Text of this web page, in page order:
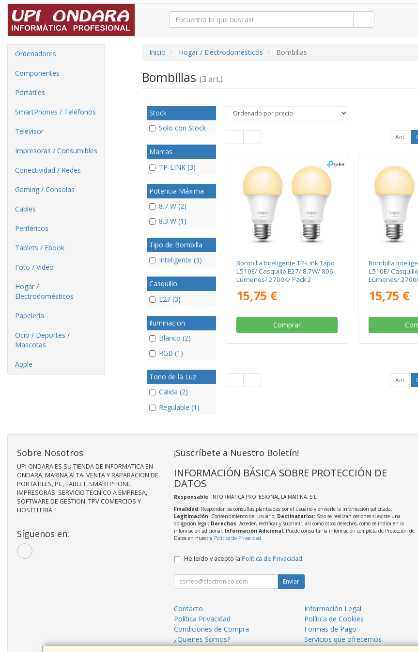
Ordenadores
Componentes
Portátiles
SmartPhones / Teléfonos
Televisor
Impresoras / Consumibles
Conectividad / Redes
Gaming / Consolas
Cables
Periféricos
Tablets / Ebook
Foto / Video
Hogar /
Electrodomésticos
Papelería
Ocio / Deportes /
Mascotas
Apple
Inicio Hogar / Electrodomésticos Bombillas
Bombillas (3 art.)
Stock
Solo con Stock
Marcas
TP-LINK (3)
Potencia Máxima
8.7 W (2)
8.3 W (1)
Tipo de Bombilla
Inteligente (3)
Casquillo
E27 (3)
Iluminacion
Blanco (2)
RGB (1)
Tono de la Luz
Calida (2)
Regulable (1)
Ant.
Bombilla Inteligente TP-Link Tapo
L510E/ Casquillo E27/ 8.7W/ 806
Lúmenes/ 2700K/ Pack 2
15,75 €
Comprar
Bombilla
L510E/
Lúmenes/
15,75 €
Ant.
Sobre Nosotros
UPI ONDARA ES SU TIENDA DE INFORMATICA EN
ONDARA, MARINA ALTA. VENTA Y RAPARACION DE
PORTATILES, PC, TABLET, SMARTPHONE,
IMPRESORAS. SERVICIO TECNICO A EMPRESA,
SOFTWARE DE GESTION, TPV COMERCIOS Y
HOSTELERIA.
Síguenos en:
¡Suscríbete a Nuestro Boletín!
INFORMACIÓN BÁSICA SOBRE PROTECCIÓN DE
DATOS
Responsable: INFORMATICA PROFESIONAL LA MARINA, S.L.
Finalidad: Responder las consultas planteadas por el usuario y enviarle la información solicitada;
Legitimación: Consentimiento del usuario; Destinatarios: Solo se realizan cesiones si existe una
obligación legal; Derechos: Acceder, rectificar y suprimir, así como otros derechos, como se indica en la
información adicional; Información Adicional: Puede consultar la información completa de Protección de
Datos en nuestra Política de Privacidad
He leído y acepto la Política de Privacidad.
Enviar
Contacto
Información Legal
Política Privacidad
Política de Cookies
Condiciones de Compra
Formas de Pago
¿Quienes Somos?
Servicios que ofrecemos
Reparaciones